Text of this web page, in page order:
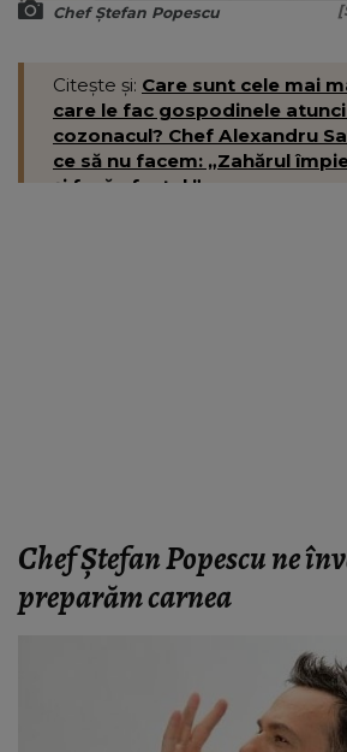
Chef Ștefan Popescu
Citește și: Care sunt cele mai
care le fac gospodinele
cozonacul? Chef Alexandru
ce să nu facem: „Zahărul
și facă efectul.”
Chef Ștefan Popescu ne
preparăm carnea